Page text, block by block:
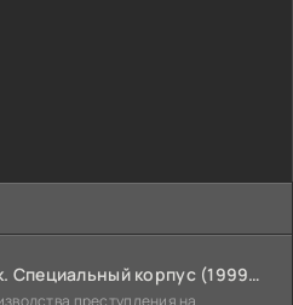
Закон и порядок. Специальный корпус (1999-2026)